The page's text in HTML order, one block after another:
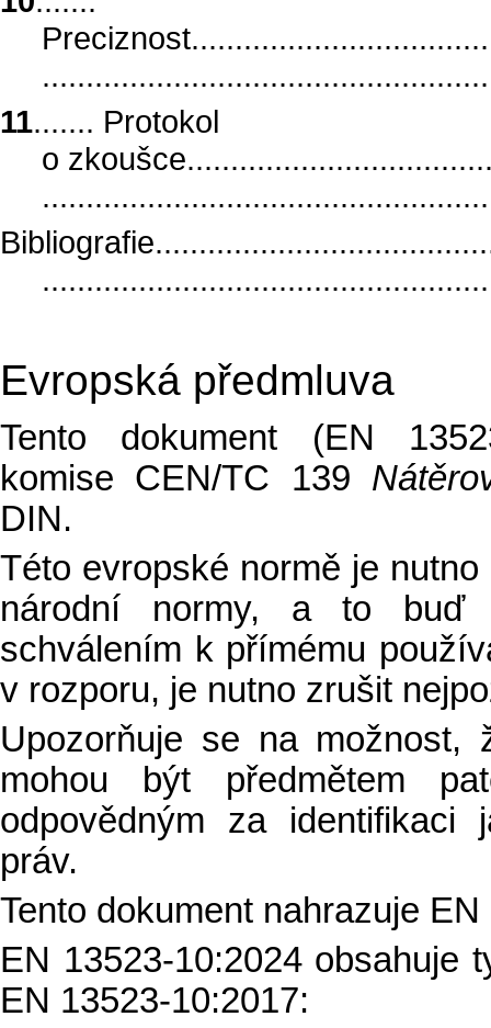
11....... Protokol
o
Evropská předmluva
Tento dokument (EN
komise CEN/TC 139
DIN.
Této evropské normě je
národní normy, a to buď
schválením k přímému
v rozporu, je nutno zrušit
Upozorňuje se na možnost,
mohou být předmětem
odpovědným za identifikaci
práv.
Tento dokument nahrazuje
EN 13523-10:2024 obsahuje
EN 13523-10:2017: